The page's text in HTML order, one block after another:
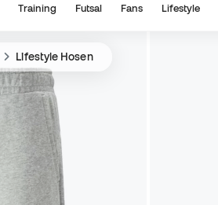
Training Futsal Fans Lifestyle
Lifestyle Hosen